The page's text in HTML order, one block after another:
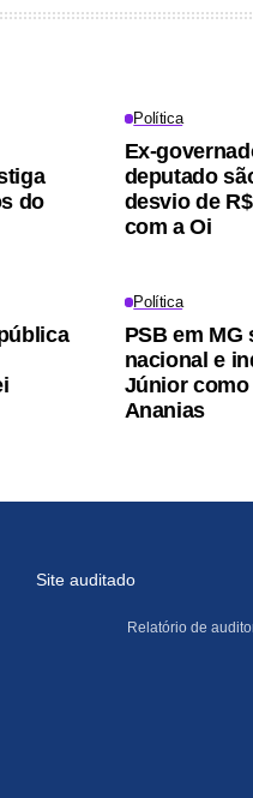
do
Política
Ex-
deputado
desvio de
com a Oi
Política
PSB em MG
nacional e
Júnior
Ananias
Site auditado
Relatório de